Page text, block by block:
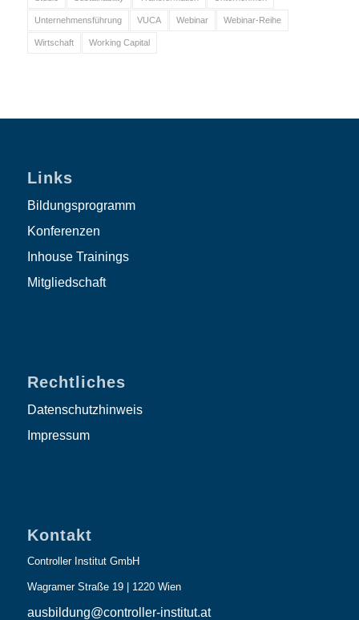
Unternehmensführung VUCA Webinar Webinar-Reihe
Wirtschaft Working Capital
Links
Bildungsprogramm
Konferenzen
Inhouse Trainings
Mitgliedschaft
Rechtliches
Datenschutzhinweis
Impressum
Kontakt
Controller Institut GmbH
Wagramer Straße 19 | 1220 Wien
ausbildung@controller-institut.at